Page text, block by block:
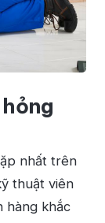
nhất trên
thuật viên
hàng khắc